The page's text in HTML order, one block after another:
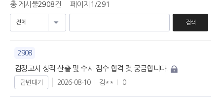
총 게시물2908건 페이지 1 /291
검색
2908
검정고시 성적 산출 및 수시 점수 합격 컷 궁금합니다.
답변대기 2026-08-10 김** 0